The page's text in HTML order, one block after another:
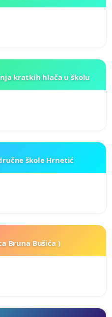
kratkih hlača u školu
škole Hrnetić
Bruna Bušića )